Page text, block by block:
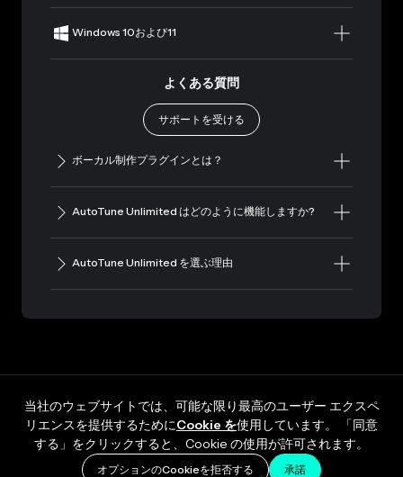
Windows 10および11
よくある質問
サポートを受ける
ボーカル制作プラグインとは？
AutoTune Unlimited はどのように機能しますか?
AutoTune Unlimited を選ぶ理由
当社のウェブサイトでは、可能な限り最高のユーザー エクスペ
リエンスを提供するためにCookie を使用しています。 「同意
する」をクリックすると、Cookie の使用が許可されます。
オプションのCookieを拒否する 承諾